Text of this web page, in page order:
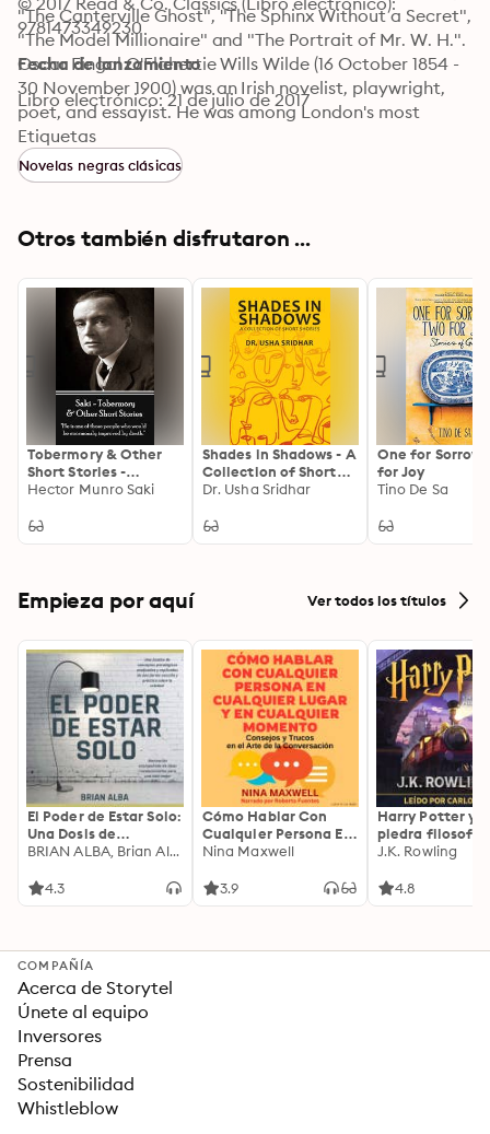
"The Canterville Ghost", "The Sphinx Without a Secret",
"The Model Millionaire" and "The Portrait of Mr. W. H.".
Oscar Fingal O'Flahertie Wills Wilde (16 October 1854 -
30 November 1900) was an Irish novelist, playwright,
poet, and essayist. He was among London's most
popular playwrights in the early 1890s, gaining
considerable renown for his novel "The Picture of
Dorian Gray" (1890). Other notable works by this author
Importance of Being Earnest" (1895), and "Salome"
specially-commissioned new biography of the author.
9781473349230
Fecha de lanzamiento
Libro electrónico: 21 de julio de 2017
Etiquetas
Novelas negras clásicas
Otros también disfrutaron ...
Tobermory & Other
Short Stories -
Volume 2: "He is one
would be enormously
Hector Munro Saki
Shades in Shadows - A
Collection of Short
Stories
Dr. Usha Sridhar
One for Sorrow,
for Joy
Tino De Sa
Empieza por aquí Ver todos los títulos
El Poder de Estar Solo:
Una Dosis de
Motivación
Ideas Revolucionarias
BRIAN ALBA, Brian Alba
4.3
Cómo Hablar Con
Cualquier Persona En
Cualquier Lugar Y En
Nina Maxwell
3.9
Harry Potter y
piedra filosofal
J.K. Rowling
4.8
COMPAÑÍA
Acerca de Storytel
Únete al equipo
Inversores
Prensa
Sostenibilidad
Whistleblow